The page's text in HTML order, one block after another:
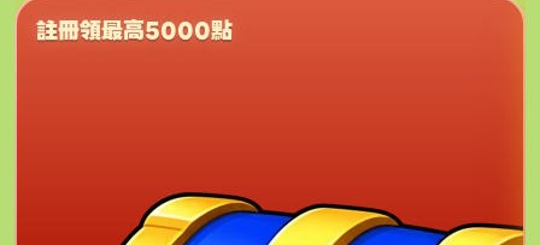
註冊領最高5000點